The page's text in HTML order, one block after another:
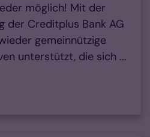
möglich! Mit der
der Creditplus Bank AG
gemeinnützige
unterstützt, die sich ...